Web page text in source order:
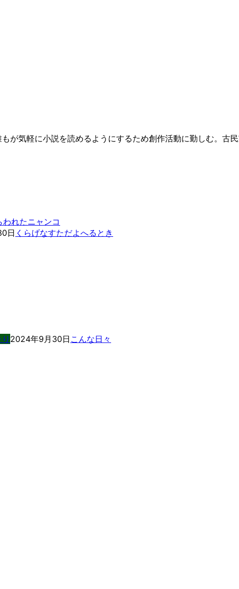
が気軽に小説を読めるようにするため創作活動に勤しむ。古
われたニャンコ
日 くらげなすただよへるとき
2024年9月30日 こんな日々